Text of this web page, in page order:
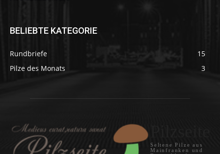
BELIEBTE KATEGORIE
Rundbriefe
15
Pilze des Monats
3
Seltene Pilze aus
Mainfranken und